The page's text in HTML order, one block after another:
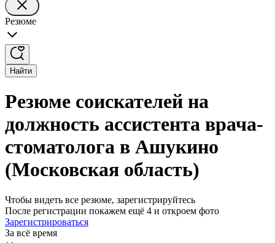
Резюме
Найти
Резюме соискателей на
должность ассистента врача-
стоматолога в Ашукино
(Московская область)
Чтобы видеть все резюме, зарегистрируйтесь
После регистрации покажем ещё 4 и откроем фото
Зарегистрироваться
За всё время